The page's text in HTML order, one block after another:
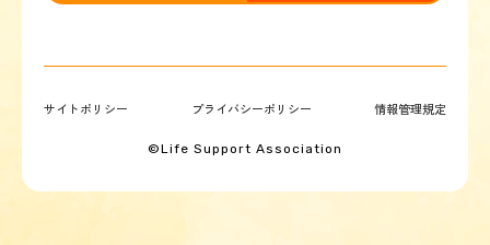
サイトポリシー プライバシーポリシー 情報管理規定
©Life Support Association